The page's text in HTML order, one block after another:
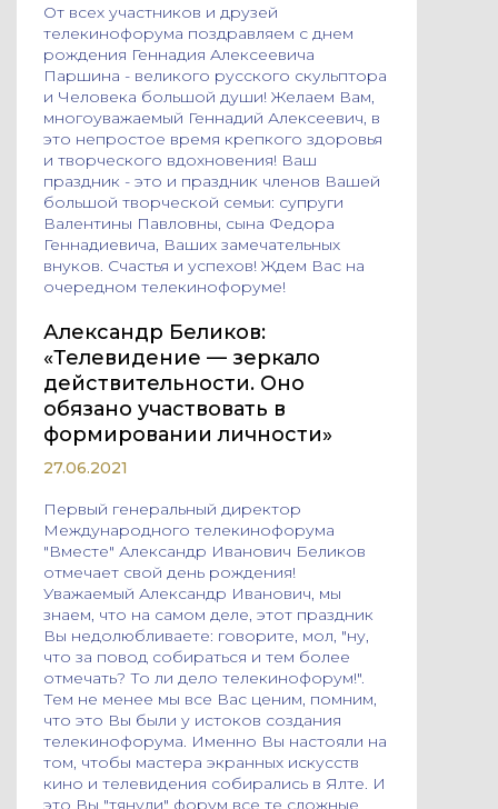
От всех участников и друзей
телекинофорума поздравляем с днем
рождения Геннадия Алексеевича
Паршина - великого русского скульптора
и Человека большой души! Желаем Вам,
многоуважаемый Геннадий Алексеевич, в
это непростое время крепкого здоровья
и творческого вдохновения! Ваш
праздник - это и праздник членов Вашей
большой творческой семьи: супруги
Валентины Павловны, сына Федора
Геннадиевича, Ваших замечательных
внуков. Счастья и успехов! Ждем Вас на
очередном телекинофоруме!
Александр Беликов:
«Телевидение — зеркало
действительности. Оно
обязано участвовать в
формировании личности»
27.06.2021
Первый генеральный директор
Международного телекинофорума
"Вместе" Александр Иванович Беликов
отмечает свой день рождения!
Уважаемый Александр Иванович, мы
знаем, что на самом деле, этот праздник
Вы недолюбливаете: говорите, мол, "ну,
что за повод собираться и тем более
отмечать? То ли дело телекинофорум!".
Тем не менее мы все Вас ценим, помним,
что это Вы были у истоков создания
телекинофорума. Именно Вы настояли на
том, чтобы мастера экранных искусств
кино и телевидения собирались в Ялте. И
это Вы "тянули" форум все те сложные